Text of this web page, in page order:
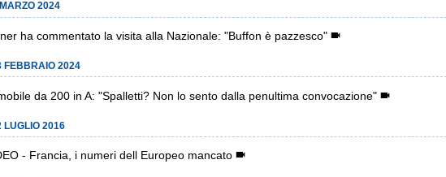
2024
ha commentato la visita alla Nazionale: "Buffon è pazzesco"
FEBBRAIO 2024
da 200 in A: "Spalletti? Non lo sento dalla penultima convocazione"
LUGLIO 2016
- Francia, i numeri dell Europeo mancato